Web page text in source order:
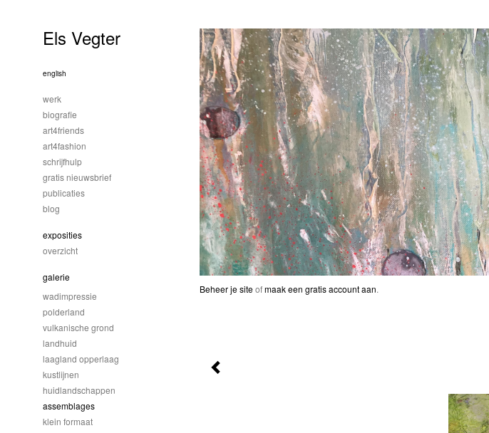
Beheer je siteofmaak een gratis account aan.
Els Vegter
english
werk
biografie
art4friends
art4fashion
schrijfhulp
gratis nieuwsbrief
publicaties
blog
exposities
overzicht
galerie
wadimpressie
polderland
vulkanische grond
landhuid
laagland opperlaag
kustlijnen
huidlandschappen
assemblages
klein formaat